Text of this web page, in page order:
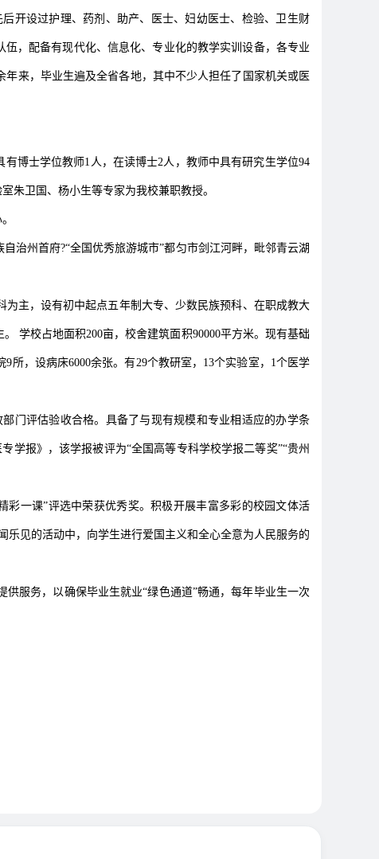
开设过护理、药剂、助产、医士、妇幼医士、检验、卫生财
，配备有现代化、信息化、专业化的教学实训设备，各专业
来，毕业生遍及全省各地，其中不少人担任了国家机关或医
博士学位教师1人，在读博士2人，教师中具有研究生学位94
朱卫国、杨小生等专家为我校兼职教授。
治州首府?“全国优秀旅游城市”都匀市剑江河畔，毗邻青云湖
主，设有初中起点五年制大专、少数民族预科、在职成教大
学校占地面积200亩，校舍建筑面积90000平方米。现有基础
所，设病床6000余张。有29个教研室，13个实验室，1个医学
门评估验收合格。具备了与现有规模和专业相适应的办学条
学报》，该学报被评为“全国高等专科学校学报二等奖”“贵州
彩一课”评选中荣获优秀奖。积极开展丰富多彩的校园文体活
见的活动中，向学生进行爱国主义和全心全意为人民服务的
服务，以确保毕业生就业“绿色通道”畅通，每年毕业生一次